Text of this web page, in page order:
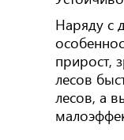
Наряду с
прирост,
лесов
лесов, а